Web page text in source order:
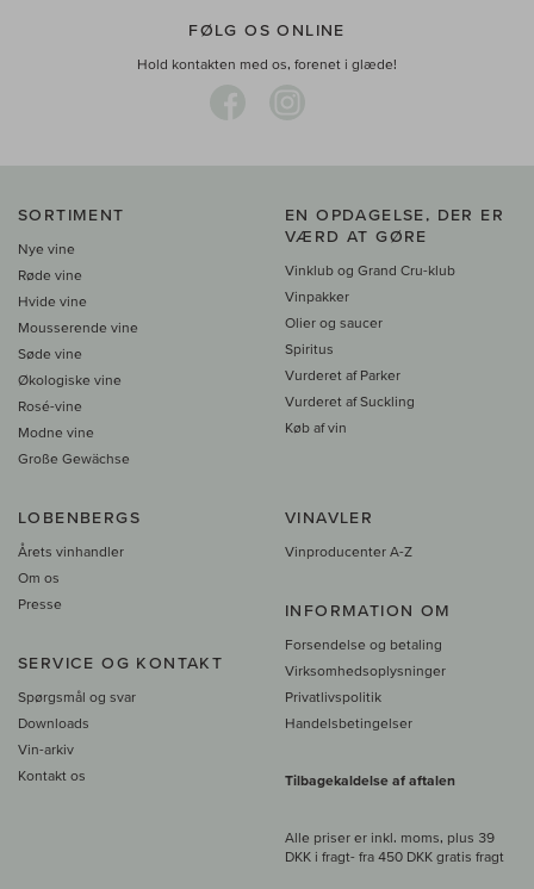
FØLG OS ONLINE
Hold kontakten med os, forenet i glæde!
SORTIMENT
Nye vine
Røde vine
Hvide vine
Mousserende vine
Søde vine
Økologiske vine
Rosé-vine
Modne vine
Große Gewächse
EN OPDAGELSE, DER ER
VÆRD AT GØRE
Vinklub og Grand Cru-klub
Vinpakker
Olier og saucer
Spiritus
Vurderet af Parker
Vurderet af Suckling
Køb af vin
LOBENBERGS
Årets vinhandler
Om os
Presse
SERVICE OG KONTAKT
Spørgsmål og svar
Downloads
Vin-arkiv
Kontakt os
VINAVLER
Vinproducenter A-Z
INFORMATION OM
Forsendelse og betaling
Virksomhedsoplysninger
Privatlivspolitik
Handelsbetingelser
Tilbagekaldelse af aftalen
Alle priser er inkl. moms, plus 39
DKK i fragt- fra 450 DKK gratis fragt